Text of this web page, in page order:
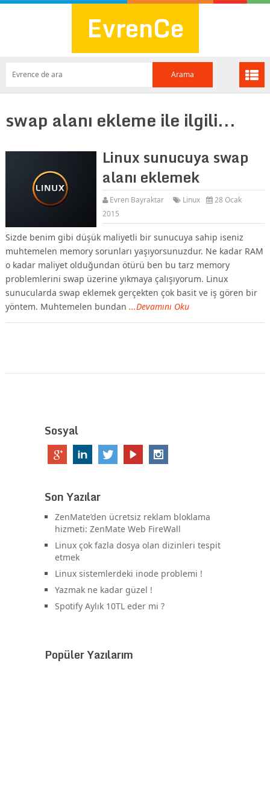
EvrenCe
swap alanı ekleme ile ilgili...
Linux sunucuya swap
alanı eklemek
Evren Bayraktar Linux
28 Ocak
2015
Sizde benim gibi düşük maliyetli bir sunucuya sahip iseniz
muhtemelen memory sorunları yaşıyorsunuzdur. Ne kadar RAM
o kadar maliyet olduğundan ötürü ben bu tarz memory
problemlerini swap üzerine yıkmaya çalışıyorum. Linux
sunucularda swap eklemek gerçekten çok basit ve iş gören bir
yöntem. Muhtemelen bundan ...Devamını Oku
Sosyal
Son Yazılar
ZenMate’den ücretsiz reklam bloklama
hizmeti: ZenMate Web FireWall
Linux çok fazla dosya olan dizinleri tespit
etmek
Linux sistemlerdeki inode problemi !
Yazmak ne kadar güzel !
Spotify Aylık 10TL eder mi ?
Popüler Yazılarım